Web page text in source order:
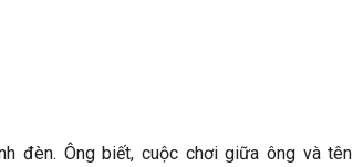
đèn. Ông biết, cuộc chơi giữa ông và tên